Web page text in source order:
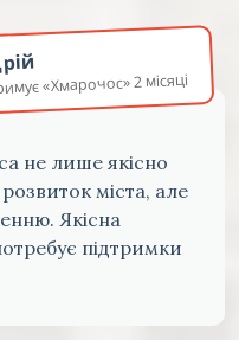
«Хмарочос» 2 місяці
не лише якісно
міста, але
Якісна
підтримки